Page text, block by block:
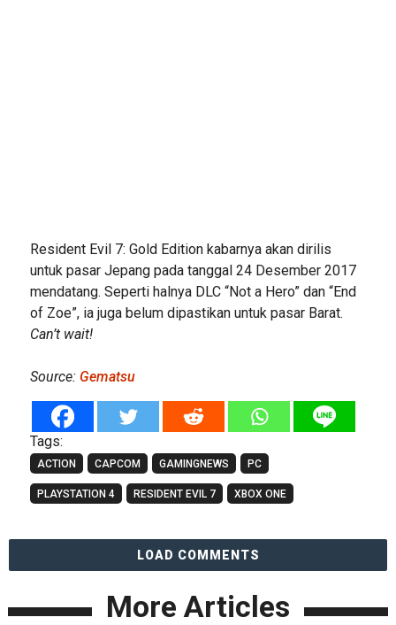
Resident Evil 7: Gold Edition kabarnya akan dirilis
untuk pasar Jepang pada tanggal 24 Desember 2017
mendatang. Seperti halnya DLC “Not a Hero” dan “End
of Zoe”, ia juga belum dipastikan untuk pasar Barat.
Can’t wait!
Source: Gematsu
Tags:
ACTION CAPCOM GAMINGNEWS PC
PLAYSTATION 4 RESIDENT EVIL 7 XBOX ONE
LOAD COMMENTS
More Articles